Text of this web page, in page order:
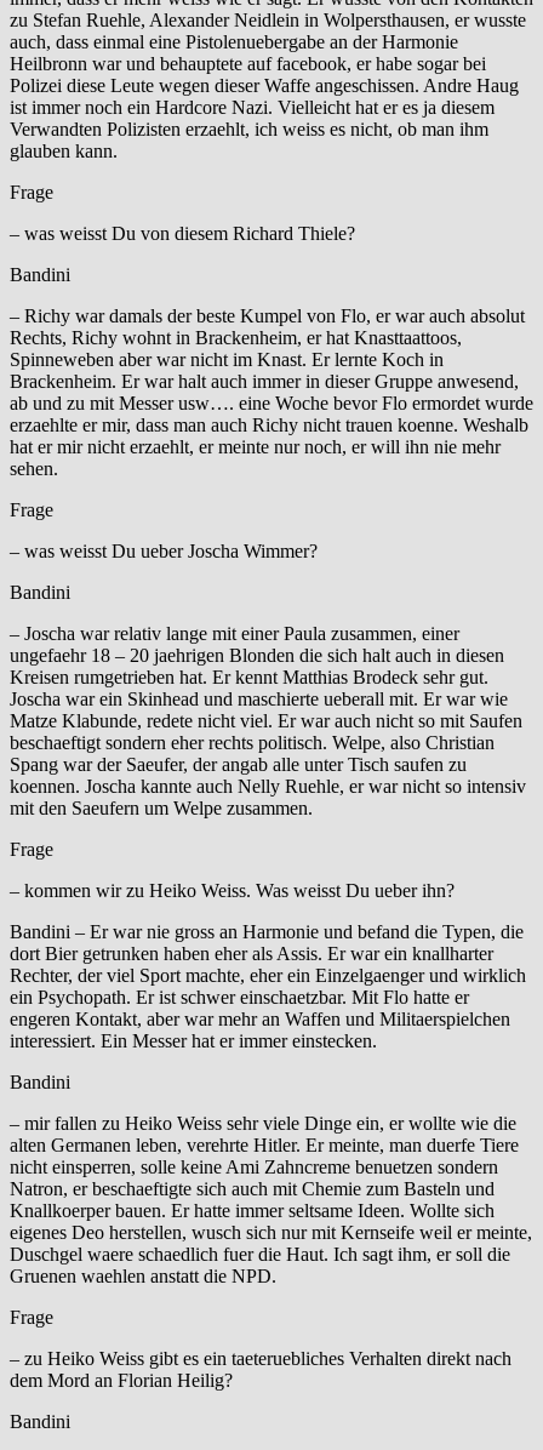
zu Stefan Ruehle, Alexander Neidlein in Wolpersthausen, er wusste
auch, dass einmal eine Pistolenuebergabe an der Harmonie
Heilbronn war und behauptete auf facebook, er habe sogar bei
Polizei diese Leute wegen dieser Waffe angeschissen. Andre Haug
ist immer noch ein Hardcore Nazi. Vielleicht hat er es ja diesem
Verwandten Polizisten erzaehlt, ich weiss es nicht, ob man ihm
glauben kann.
Frage
– was weisst Du von diesem Richard Thiele?
Bandini
– Richy war damals der beste Kumpel von Flo, er war auch absolut
Rechts, Richy wohnt in Brackenheim, er hat Knasttaattoos,
Spinneweben aber war nicht im Knast. Er lernte Koch in
Brackenheim. Er war halt auch immer in dieser Gruppe anwesend,
ab und zu mit Messer usw…. eine Woche bevor Flo ermordet wurde
erzaehlte er mir, dass man auch Richy nicht trauen koenne. Weshalb
hat er mir nicht erzaehlt, er meinte nur noch, er will ihn nie mehr
sehen.
Frage
– was weisst Du ueber Joscha Wimmer?
Bandini
– Joscha war relativ lange mit einer Paula zusammen, einer
ungefaehr 18 – 20 jaehrigen Blonden die sich halt auch in diesen
Kreisen rumgetrieben hat. Er kennt Matthias Brodeck sehr gut.
Joscha war ein Skinhead und maschierte ueberall mit. Er war wie
Matze Klabunde, redete nicht viel. Er war auch nicht so mit Saufen
beschaeftigt sondern eher rechts politisch. Welpe, also Christian
Spang war der Saeufer, der angab alle unter Tisch saufen zu
koennen. Joscha kannte auch Nelly Ruehle, er war nicht so intensiv
mit den Saeufern um Welpe zusammen.
Frage
– kommen wir zu Heiko Weiss. Was weisst Du ueber ihn?
Bandini – Er war nie gross an Harmonie und befand die Typen, die
dort Bier getrunken haben eher als Assis. Er war ein knallharter
Rechter, der viel Sport machte, eher ein Einzelgaenger und wirklich
ein Psychopath. Er ist schwer einschaetzbar. Mit Flo hatte er
engeren Kontakt, aber war mehr an Waffen und Militaerspielchen
interessiert. Ein Messer hat er immer einstecken.
Bandini
– mir fallen zu Heiko Weiss sehr viele Dinge ein, er wollte wie die
alten Germanen leben, verehrte Hitler. Er meinte, man duerfe Tiere
nicht einsperren, solle keine Ami Zahncreme benuetzen sondern
Natron, er beschaeftigte sich auch mit Chemie zum Basteln und
Knallkoerper bauen. Er hatte immer seltsame Ideen. Wollte sich
eigenes Deo herstellen, wusch sich nur mit Kernseife weil er meinte,
Duschgel waere schaedlich fuer die Haut. Ich sagt ihm, er soll die
Gruenen waehlen anstatt die NPD.
Frage
– zu Heiko Weiss gibt es ein taeteruebliches Verhalten direkt nach
dem Mord an Florian Heilig?
Bandini